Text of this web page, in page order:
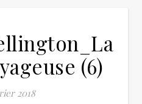
(6)
2018